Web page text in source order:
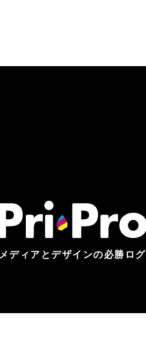
メディアとデザインの必勝ログ